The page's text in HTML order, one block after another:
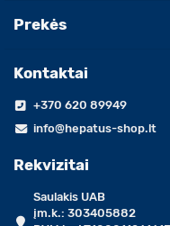
Prekės
Kontaktai
+370 620 89949
info@hepatus-shop.lt
Rekvizitai
Saulakis UAB
įm.k.: 303405882